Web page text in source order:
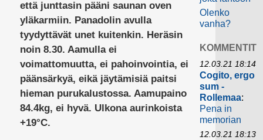
että junttasin pääni saunan oven
yläkarmiin. Panadolin avulla
tyydyttävät unet kuitenkin. Heräsin
noin 8.30. Aamulla ei
voimattomuutta, ei pahoinvointia, ei
päänsärkyä, eikä jäytämisiä paitsi
hieman purukalustossa. Aamupaino
84.4kg, ei hyvä. Ulkona aurinkoista
+19°C.
Olenko
vanha?
KOMMENTIT
12.03.21 18:14
Cogito, ergo
sum -
Rollemaa:
Pena in
memorian
12.03.21 18:13